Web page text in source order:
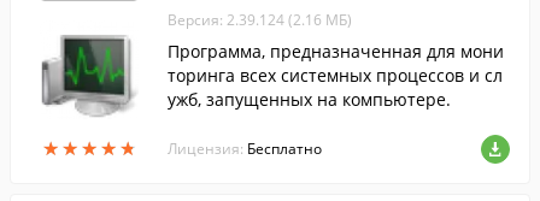
★★★★★
★★★★★
Версия: 2.39.124 (2.16 МБ)
Программа, предназначенная для мони
торинга всех системных процессов и сл
ужб, запущенных на компьютере.
Лицензия: Бесплатно